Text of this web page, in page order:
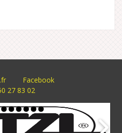
Facebook
27 83 02